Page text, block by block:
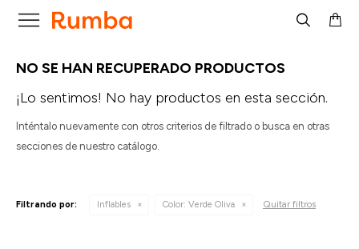

NO SE HAN RECUPERADO PRODUCTOS
¡Lo sentimos! No hay productos en esta sección.
Inténtalo nuevamente con otros criterios de filtrado o busca en otras
secciones de nuestro catálogo.
Filtrando por: Inflables Color: Verde Oliva Quitar filtros